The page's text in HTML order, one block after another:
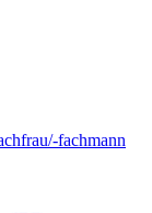
fachmann